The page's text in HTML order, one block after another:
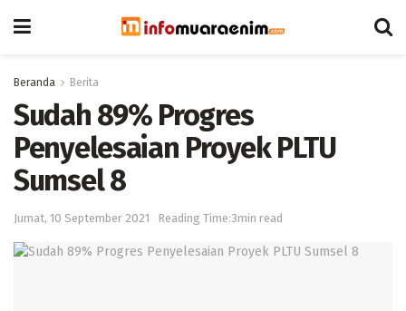
Beranda Berita
Sudah 89% Progres
Penyelesaian Proyek PLTU
Sumsel 8
Jumat, 10 September 2021 Reading Time:3min read